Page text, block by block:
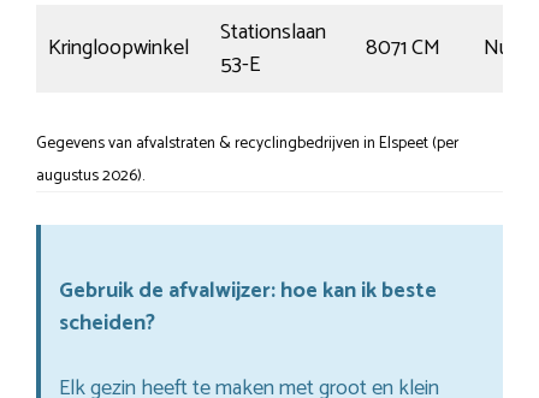
Kringloopwinkel
Stationslaan
53-E
8071 CM
Gegevens van afvalstraten & recyclingbedrijven in Elspeet (per
augustus 2026).
Gebruik de afvalwijzer: hoe kan ik beste
scheiden?
Elk gezin heeft te maken met groot en klein